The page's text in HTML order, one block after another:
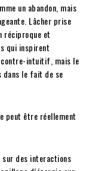
un abandon, mais
Lâcher prise
réciproque et
qui inspirent
contre-intuitif, mais le
le fait de se
peut être réellement
sur des interactions